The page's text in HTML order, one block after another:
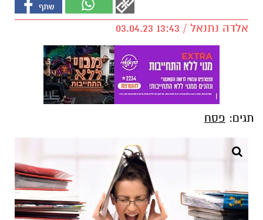
אלדה נתנאל / 13:43 03.04.23
תגים: פסח